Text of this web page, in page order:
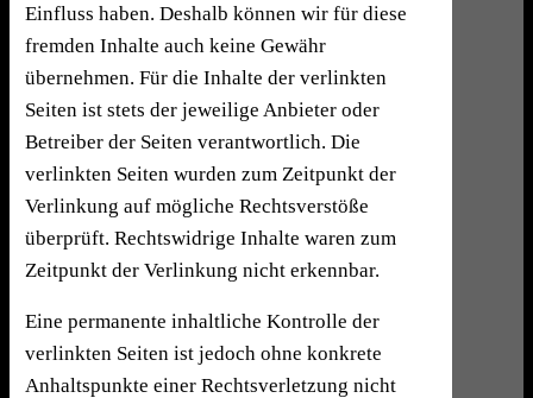
Einfluss haben. Deshalb können wir für diese
fremden Inhalte auch keine Gewähr
übernehmen. Für die Inhalte der verlinkten
Seiten ist stets der jeweilige Anbieter oder
Betreiber der Seiten verantwortlich. Die
verlinkten Seiten wurden zum Zeitpunkt der
Verlinkung auf mögliche Rechtsverstöße
überprüft. Rechtswidrige Inhalte waren zum
Zeitpunkt der Verlinkung nicht erkennbar.
Eine permanente inhaltliche Kontrolle der
verlinkten Seiten ist jedoch ohne konkrete
Anhaltspunkte einer Rechtsverletzung nicht